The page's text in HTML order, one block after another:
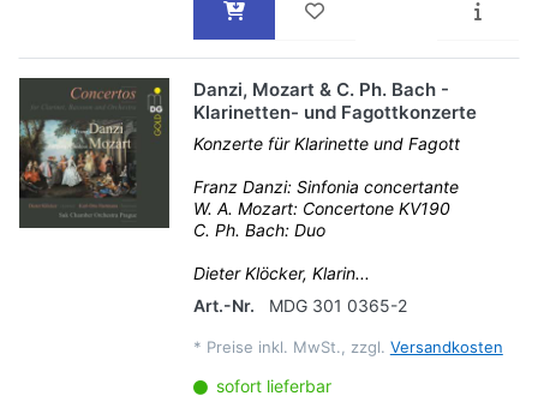
Danzi, Mozart & C. Ph. Bach -
Klarinetten- und Fagottkonzerte
Konzerte für Klarinette und Fagott
Franz Danzi: Sinfonia concertante
W. A. Mozart: Concertone KV190
C. Ph. Bach: Duo
Dieter Klöcker, Klarin...
Art.-Nr.
MDG 301 0365-2
* Preise inkl. MwSt., zzgl. Versandkosten
sofort lieferbar